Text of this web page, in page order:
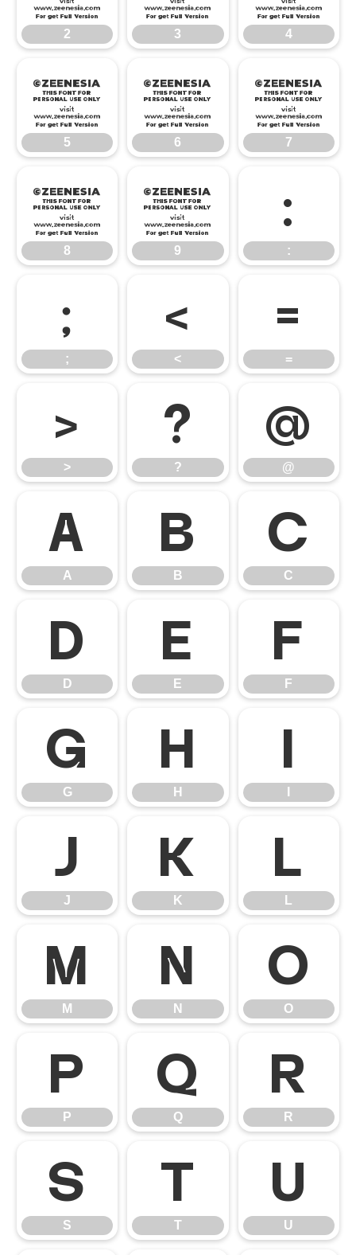
2 3 4
5
5
6
6
7
7
8
8
9
9
:
:
;
;
<
<
=
=
>
>
?
?
@
@
A
A
B
B
C
C
D
D
E
E
F
F
G
G
H
H
I
J
J
K
K
L
L
M
M
N
N
O
O
P
P
Q
Q
R
R
S
S
T
T
U
U